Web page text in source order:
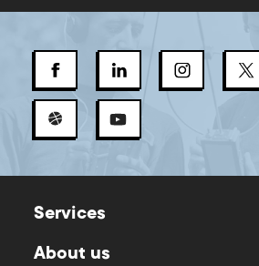
Services
About us